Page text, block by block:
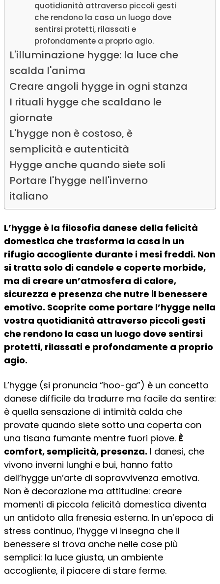
quotidianità attraverso piccoli gesti
che rendono la casa un luogo dove
sentirsi protetti, rilassati e
profondamente a proprio agio.
L'illuminazione hygge: la luce che
scalda l'anima
Creare angoli hygge in ogni stanza
I rituali hygge che scaldano le
giornate
L'hygge non è costoso, è
semplicità e autenticità
Hygge anche quando siete soli
Portare l'hygge nell'inverno
italiano
L’hygge è la filosofia danese della felicità
domestica che trasforma la casa in un
rifugio accogliente durante i mesi freddi. Non
si tratta solo di candele e coperte morbide,
ma di creare un’atmosfera di calore,
sicurezza e presenza che nutre il benessere
emotivo. Scoprite come portare l’hygge nella
vostra quotidianità attraverso piccoli gesti
che rendono la casa un luogo dove sentirsi
protetti, rilassati e profondamente a proprio
agio.
L’hygge (si pronuncia “hoo-ga”) è un concetto
danese difficile da tradurre ma facile da sentire:
è quella sensazione di intimità calda che
provate quando siete sotto una coperta con
una tisana fumante mentre fuori piove. È
comfort, semplicità, presenza. I danesi, che
vivono inverni lunghi e bui, hanno fatto
dell’hygge un’arte di sopravvivenza emotiva.
Non è decorazione ma attitudine: creare
momenti di piccola felicità domestica diventa
un antidoto alla frenesia esterna. In un’epoca di
stress continuo, l’hygge vi insegna che il
benessere si trova anche nelle cose più
semplici: la luce giusta, un ambiente
accogliente, il piacere di stare ferme.